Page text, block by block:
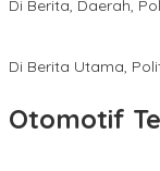
Di Berita, Daerah,
Di Berita Utama,
Otomotif